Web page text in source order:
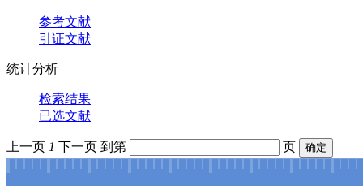
参考文献
引证文献
统计分析
检索结果
已选文献
上一页 1 下一页 到第 页 确定